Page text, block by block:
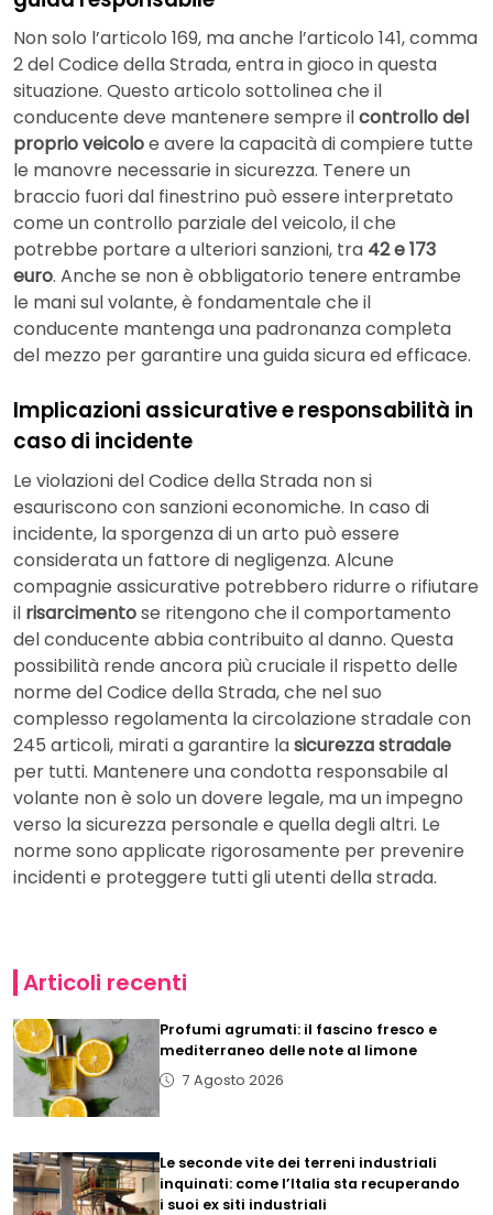
Non solo l’articolo 169, ma anche l’articolo 141, comma
2 del Codice della Strada, entra in gioco in questa
situazione. Questo articolo sottolinea che il
conducente deve mantenere sempre ilcontrollo del
proprio veicoloe avere la capacità di compiere tutte
le manovre necessarie in sicurezza. Tenere un
braccio fuori dal finestrino può essere interpretato
come un controllo parziale del veicolo, il che
potrebbe portare a ulteriori sanzioni, tra 42 e 173
euro. Anche se non è obbligatorio tenere entrambe
le mani sul volante, è fondamentale che il
conducente mantenga una padronanza completa
del mezzo per garantire una guida sicura ed efficace.
Implicazioni assicurative e responsabilità in
caso di incidente
Le violazioni del Codice della Strada non si
esauriscono con sanzioni economiche. In caso di
incidente, la sporgenza di un arto può essere
considerata un fattore di negligenza. Alcune
compagnie assicurative potrebbero ridurre o rifiutare
il risarcimentose ritengono che il comportamento
del conducente abbia contribuito al danno. Questa
possibilità rende ancora più cruciale il rispetto delle
norme del Codice della Strada, che nel suo
complesso regolamenta la circolazione stradale con
245 articoli, mirati a garantire lasicurezza stradale
per tutti. Mantenere una condotta responsabile al
volante non è solo un dovere legale, ma un impegno
verso la sicurezza personale e quella degli altri. Le
norme sono applicate rigorosamente per prevenire
incidenti e proteggere tutti gli utenti della strada.
Articoli recenti
Profumi agrumati: il fascino fresco e
mediterraneo delle note al limone
7 Agosto 2026
Le seconde vite dei terreni industriali
inquinati: come l’Italia sta recuperando
i suoi ex siti industriali